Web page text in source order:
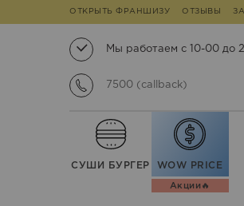
ОТКРЫТЬ ФРАНШИЗУ ОТЗЫВЫ
Мы работаем с 10-00 до
7500 (callback)
СУШИ БУРГЕР WOW PRICE
Акции🔥